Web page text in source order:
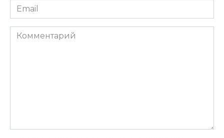
Email
Комментарий